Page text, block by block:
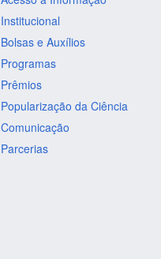
Institucional
Bolsas e Auxílios
Programas
Prêmios
Popularização da Ciência
Comunicação
Parcerias